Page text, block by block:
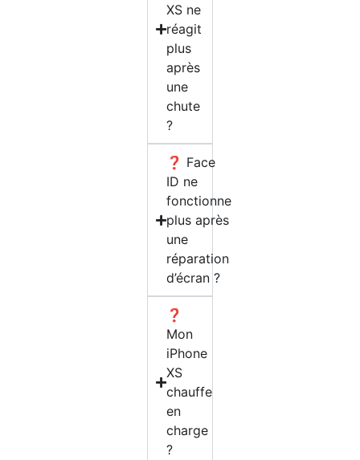
XS ne
réagit
plus
après
une
chute
?
❓ Face
ID ne
fonctionne
plus après
une
réparation
d’écran ?
❓
Mon
iPhone
XS
chauffe
en
charge
?